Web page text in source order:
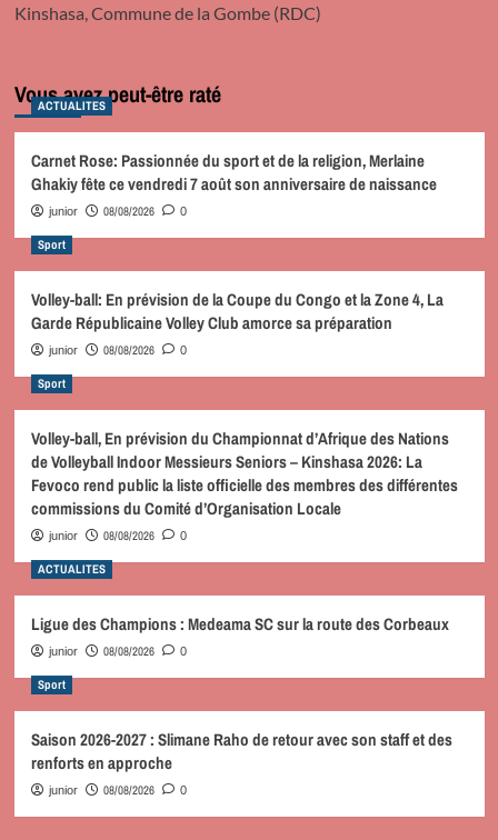
Kinshasa, Commune de la Gombe (RDC)
Vous avez peut-être raté
ACTUALITES
Carnet Rose: Passionnée du sport et de la religion, Merlaine
Ghakiy fête ce vendredi 7 août son anniversaire de naissance
junior 08/08/2026 0
Sport
Volley-ball: En prévision de la Coupe du Congo et la Zone 4, La
Garde Républicaine Volley Club amorce sa préparation
junior 08/08/2026 0
Sport
Volley-ball, En prévision du Championnat d’Afrique des Nations
de Volleyball Indoor Messieurs Seniors – Kinshasa 2026: La
Fevoco rend public la liste officielle des membres des différentes
commissions du Comité d’Organisation Locale
junior 08/08/2026 0
ACTUALITES
Ligue des Champions : Medeama SC sur la route des Corbeaux
junior 08/08/2026 0
Sport
Saison 2026-2027 : Slimane Raho de retour avec son staff et des
renforts en approche
junior 08/08/2026 0